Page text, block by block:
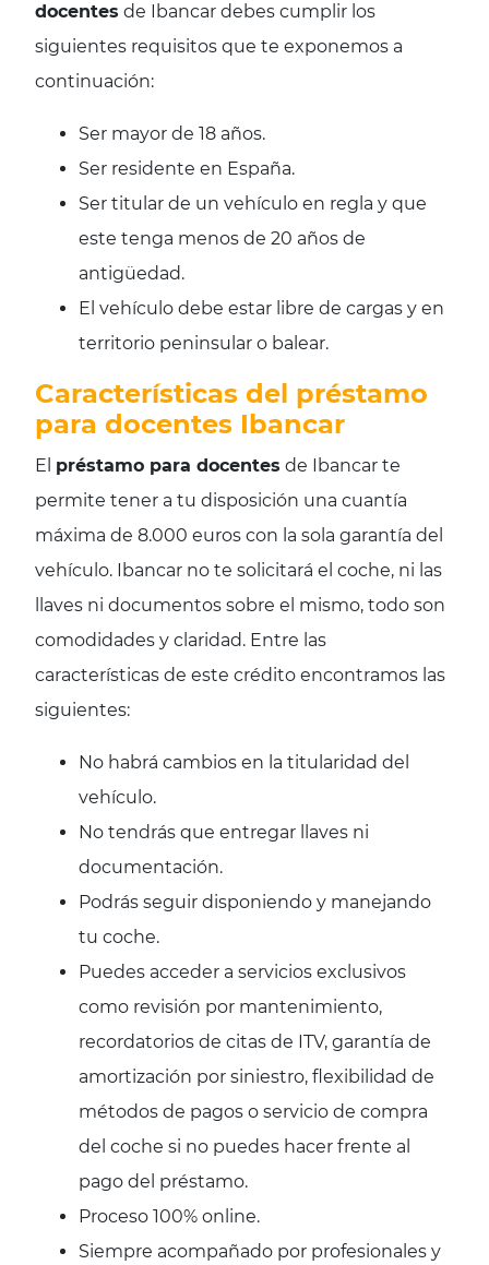
docentes de Ibancar debes cumplir los
siguientes requisitos que te exponemos a
continuación:
Ser mayor de 18 años.
Ser residente en España.
Ser titular de un vehículo en regla y que
este tenga menos de 20 años de
antigüedad.
El vehículo debe estar libre de cargas y en
territorio peninsular o balear.
Características del préstamo
para docentes Ibancar
El préstamo para docentes de Ibancar te
permite tener a tu disposición una cuantía
máxima de 8.000 euros con la sola garantía del
vehículo. Ibancar no te solicitará el coche, ni las
llaves ni documentos sobre el mismo, todo son
comodidades y claridad. Entre las
características de este crédito encontramos las
siguientes:
No habrá cambios en la titularidad del
vehículo.
No tendrás que entregar llaves ni
documentación.
Podrás seguir disponiendo y manejando
tu coche.
Puedes acceder a servicios exclusivos
como revisión por mantenimiento,
recordatorios de citas de ITV, garantía de
amortización por siniestro, flexibilidad de
métodos de pagos o servicio de compra
del coche si no puedes hacer frente al
pago del préstamo.
Proceso 100% online.
Siempre acompañado por profesionales y